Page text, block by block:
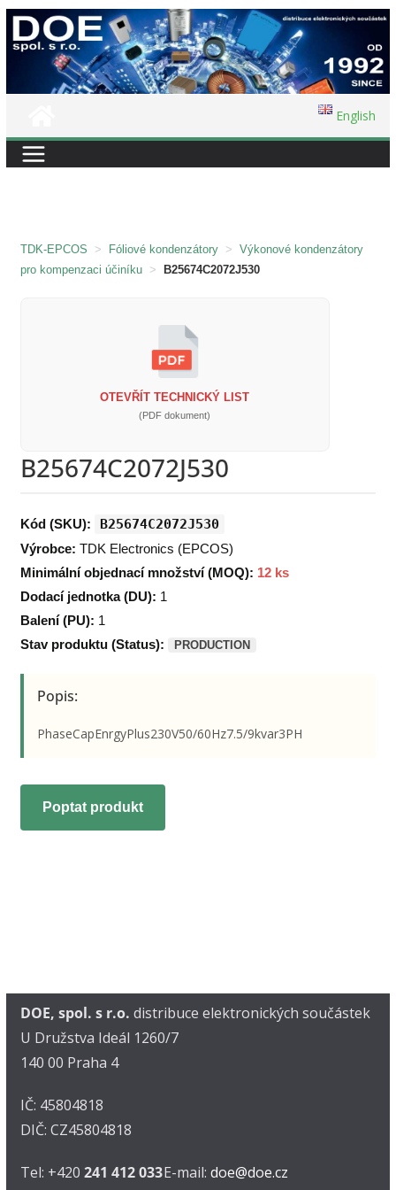
Přeskočit
na
English
TDK-EPCOS > Fóliové kondenzátory > Výkonové kondenzátory
pro kompenzaci účiníku > B25674C2072J530
OTEVŘÍT TECHNICKÝ LIST
(PDF dokument)
B25674C2072J530
Kód (SKU): B25674C2072J530
Výrobce: TDK Electronics (EPCOS)
Minimální objednací množství (MOQ): 12 ks
Dodací jednotka (DU): 1
Balení (PU): 1
Stav produktu (Status):
PRODUCTION
Popis:
PhaseCapEnrgyPlus230V50/60Hz7.5/9kvar3PH
Poptat produkt
DOE, spol. s r.o. distribuce elektronických součástek
U Družstva Ideál 1260/7
140 00 Praha 4
IČ: 45804818
DIČ: CZ45804818
Tel: +420 241 412 033E-mail: doe@doe.cz